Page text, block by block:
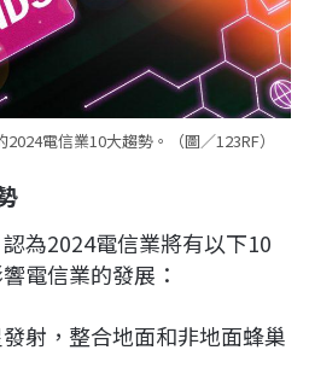
電信業10大趨勢。（圖／123RF）
為2024電信業將有以下10
電信業的發展：
射，整合地面和非地面蜂巢